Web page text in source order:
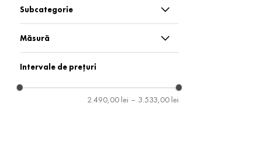
David Koma
Subcategorie
Cămăși
Topuri
Măsură
12
6
Intervale de prețuri
2.490,00 lei – 3.533,00 lei